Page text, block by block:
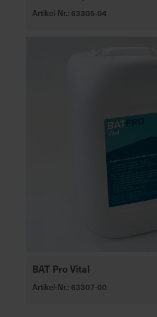
Artikel-Nr.: 63305-04
BAT Pro Vital
Artikel-Nr.: 63307-00